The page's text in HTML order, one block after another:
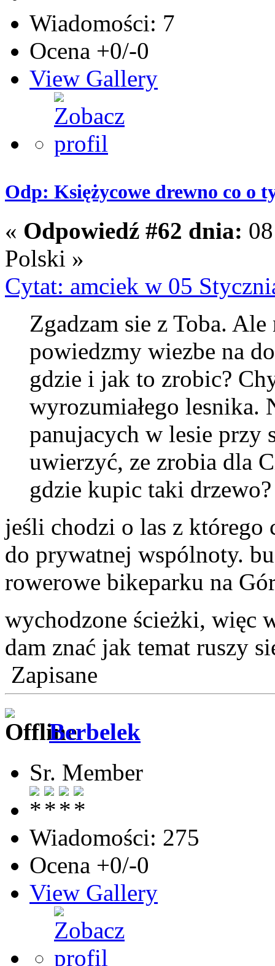
Wiadomości: 7
Ocena +0/-0
View Gallery
Odp: Księżycowe drewno co o
« Odpowiedź #62 dnia:
Polski »
Cytat: amciek w 05
Zgadzam sie z Toba.
powiedzmy wiezbe na
gdzie i jak to zrobic?
wyrozumiałego lesnika.
panujacych w lesie przy
uwierzyć, ze zrobia dla
gdzie kupic taki drzewo?
jeśli chodzi o las z którego
do prywatnej wspólnoty.
rowerowe bikeparku na
wychodzone ścieżki, więc
dam znać jak temat ruszy
Zapisane
Berbelek
Sr. Member
Wiadomości: 275
Ocena +0/-0
View Gallery